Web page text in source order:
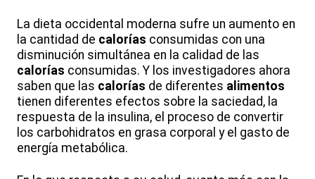
La dieta occidental moderna sufre un aumento en
la cantidad de calorías consumidas con una
disminución simultánea en la calidad de las
calorías consumidas. Y los investigadores ahora
saben que las calorías de diferentes alimentos
tienen diferentes efectos sobre la saciedad, la
respuesta de la insulina, el proceso de convertir
los carbohidratos en grasa corporal y el gasto de
energía metabólica.